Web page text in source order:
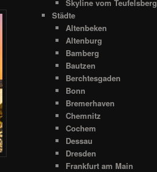
Skyline vom Teufelsberg
Städte
Altenbeken
Altenburg
Bamberg
Bautzen
Berchtesgaden
Bonn
Bremerhaven
Chemnitz
Cochem
Dessau
Dresden
Frankfurt am Main